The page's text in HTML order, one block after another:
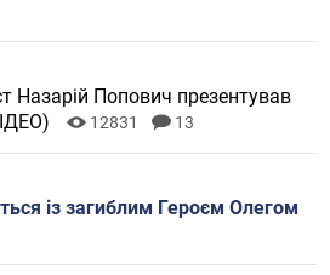
Назарій Попович презентував
12831 13
із загиблим Героєм Олегом